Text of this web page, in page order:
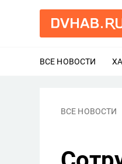
ВСЕ НОВОСТИ
ВСЕ НОВОСТИ